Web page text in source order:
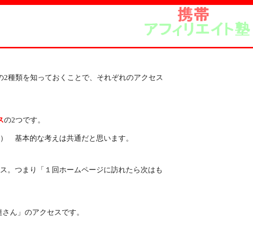
種類を知っておくことで、それぞれのアクセス
の2つです。
基本的な考えは共通だと思います。
。つまり「１回ホームページに訪れたら次はも
ん」のアクセスです。